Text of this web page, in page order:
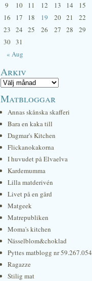
« Aug
9
10 11 12 13 14
15
16
17 18 19 20 21
22
23
24 25 26 27 28
29
30 31
Arkiv
Matbloggar
Annas skånska skafferi
Bara en kaka till
Dagmar's Kitchen
Flickanokakorna
I huvudet på Elvaelva
Kardemumma
Lilla matderivén
Livet på en gård
Matgeek
Matrepubliken
Moma's kitchen
Nässelblom&choklad
Pyttes matblogg nr 59.267.054
Ragazze
Stilig mat